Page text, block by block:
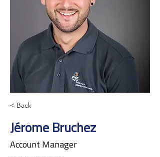
< Back
Jérôme Bruchez
Account Manager